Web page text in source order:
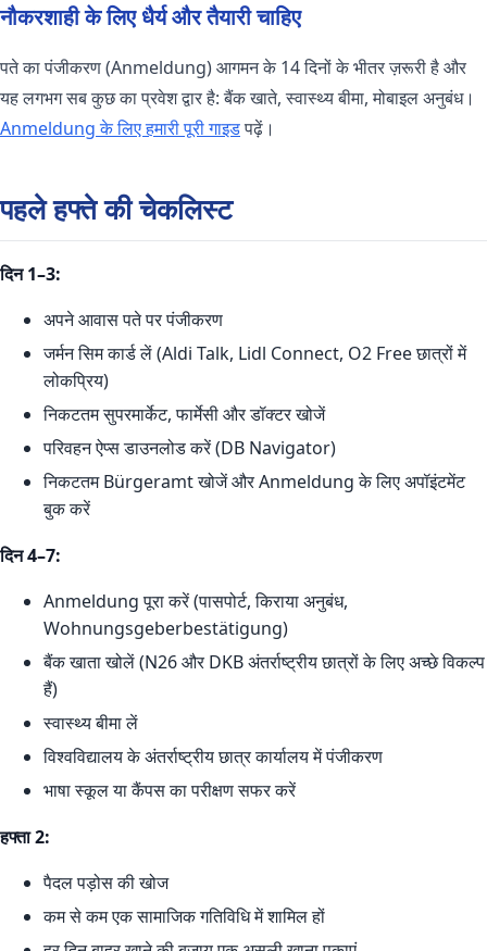
नौकरशाही के लिए धैर्य और तैयारी चाहिए
पते का पंजीकरण (Anmeldung) आगमन के 14 दिनों के भीतर ज़रूरी है और
यह लगभग सब कुछ का प्रवेश द्वार है: बैंक खाते, स्वास्थ्य बीमा, मोबाइल अनुबंध।
Anmeldung के लिए हमारी पूरी गाइडपढ़ें।
पहले हफ्ते की चेकलिस्ट
दिन 1–3:
अपने आवास पते पर पंजीकरण
जर्मन सिम कार्ड लें (Aldi Talk, Lidl Connect, O2 Free छात्रों में
लोकप्रिय)
निकटतम सुपरमार्केट, फार्मेसी और डॉक्टर खोजें
परिवहन ऐप्स डाउनलोड करें (DB Navigator)
निकटतम Bürgeramt खोजें और Anmeldung के लिए अपॉइंटमेंट
बुक करें
दिन 4–7:
Anmeldung पूरा करें (पासपोर्ट, किराया अनुबंध,
Wohnungsgeberbestätigung)
बैंक खाता खोलें (N26 और DKB अंतर्राष्ट्रीय छात्रों के लिए अच्छे विकल्प
हैं)
स्वास्थ्य बीमा लें
विश्वविद्यालय के अंतर्राष्ट्रीय छात्र कार्यालय में पंजीकरण
भाषा स्कूल या कैंपस का परीक्षण सफर करें
हफ्ता 2:
पैदल पड़ोस की खोज
कम से कम एक सामाजिक गतिविधि में शामिल हों